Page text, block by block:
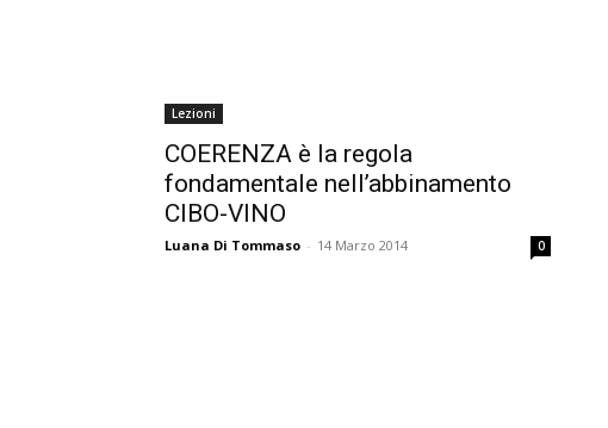
Lezioni
COERENZA è la regola
fondamentale nell’abbinamento
CIBO-VINO
Luana Di Tommaso - 14 Marzo 2014 0